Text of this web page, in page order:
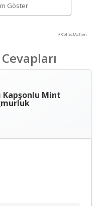
Göster
⚡ CollectAction
Kapşonlu Mint